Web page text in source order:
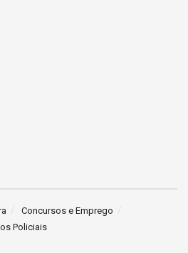
Concursos e Emprego
Policiais